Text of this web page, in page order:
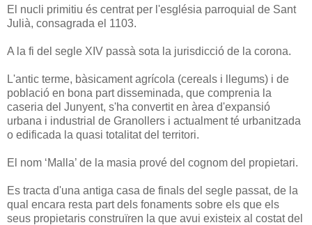
El nucli primitiu és centrat per l'església parroquial de Sant
Julià, consagrada el 1103.
A la fi del segle XIV passà sota la jurisdicció de la corona.
L'antic terme, bàsicament agrícola (cereals i llegums) i de
població en bona part disseminada, que comprenia la
caseria del Junyent, s'ha convertit en àrea d'expansió
urbana i industrial de Granollers i actualment té urbanitzada
o edificada la quasi totalitat del territori.
El nom ‘Malla’ de la masia prové del cognom del propietari.
Es tracta d'una antiga casa de finals del segle passat, de la
qual encara resta part dels fonaments sobre els que els
seus propietaris construïren la que avui existeix al costat del